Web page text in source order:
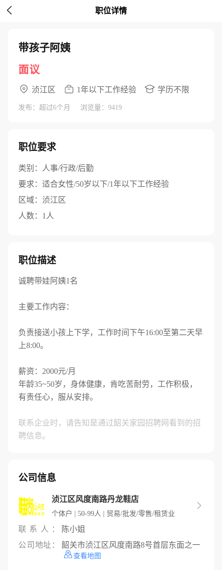
 职位详情
带孩子阿姨
面议
浈江区 1年以下工作经验 学历不限
发布：超过6个月 浏览量：9419
职位要求
类别：
人事/行政/后勤
要求： 适合女性/50岁以下/1年以下工作经验
区域： 浈江区
人数： 1人
职位描述
诚聘带娃阿姨1名
主要工作内容：
负责接送小孩上下学，工作时间下午16:00至第二天早
上8:00。
薪资：2000元/月
年龄35~50岁，身体健康，肯吃苦耐劳，工作积极，
有责任心，服从安排。
联系企业时，请告知是通过韶关家园招聘网看到的招
聘信息。
公司信息
浈江区风度南路丹龙鞋店
个体户 | 50-99人 | 贸易/批发/零售/租赁业

联系人：
陈小姐
公司地址：
韶关市浈江区风度南路8号首层东面之一
查看地图